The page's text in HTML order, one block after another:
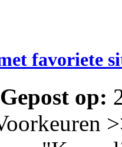
favoriete
op: